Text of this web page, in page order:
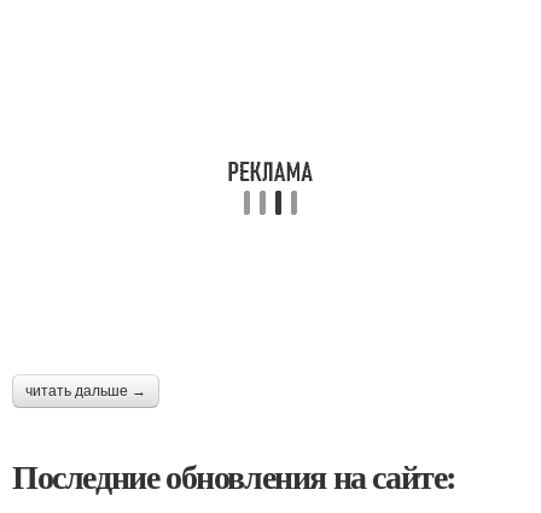
читать дальше →
Последние обновления на сайте: